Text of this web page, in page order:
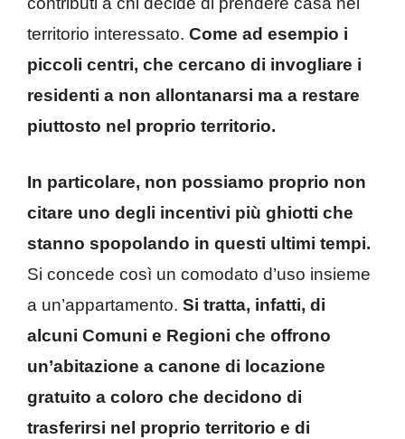
territorio interessato. Come ad esempio i
piccoli centri, che cercano di invogliare i
residenti a non allontanarsi ma a restare
piuttosto nel proprio territorio.
In particolare, non possiamo proprio non
citare uno degli incentivi più ghiotti che
stanno spopolando in questi ultimi tempi.
Si concede così un comodato d’uso insieme
a un’appartamento. Si tratta, infatti, di
alcuni Comuni e Regioni che offrono
un’abitazione a canone di locazione
gratuito a coloro che decidono di
trasferirsi nel proprio territorio e di